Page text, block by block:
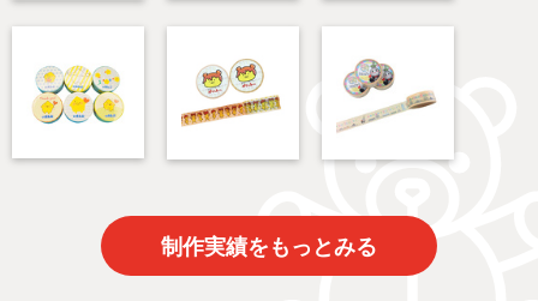
制作実績をもっとみる